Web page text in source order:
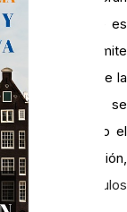
¿Qué es
un límite
de la cuota de la
y ayudas que se
esté ubicado el
Rehabilitación,
modifica
los artículos